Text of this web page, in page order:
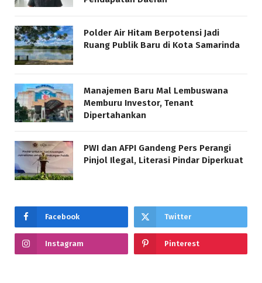
Polder Air Hitam Berpotensi Jadi
Ruang Publik Baru di Kota Samarinda
Manajemen Baru Mal Lembuswana
Memburu Investor, Tenant
Dipertahankan
PWI dan AFPI Gandeng Pers Perangi
Pinjol Ilegal, Literasi Pindar Diperkuat
Facebook Twitter
Instagram Pinterest